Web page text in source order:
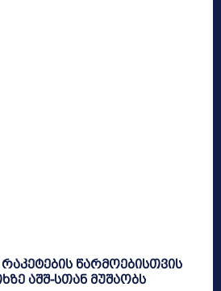
რაკეტების წარმოებისთვის
აშშ-სთან მუშაობს